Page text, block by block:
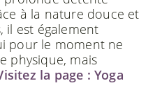
à la nature douce et
il est également
pour le moment ne
physique, mais
la page : Yoga